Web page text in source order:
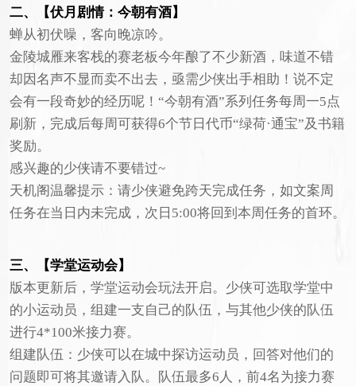
二、【伏月剧情：今朝有酒】
蝉从初伏噪，客向晚凉吟。
金陵城雁来客栈的赛老板今年酿了不少新酒，味道不错
却因名声不显而卖不出去，亟需少侠出手相助！说不定
会有一段奇妙的经历呢！“今朝有酒”系列任务每周一5点
刷新，完成后每周可获得6个节日代币“绿荷·通宝”及书籍
奖励。
感兴趣的少侠请不要错过~
天机阁温馨提示：请少侠避免跨天完成任务，如文案周
任务在当日内未完成，次日5:00将回到本周任务的首环。
三、【学堂运动会】
版本更新后，学堂运动会玩法开启。少侠可选取学堂中
的小运动员，组建一支自己的队伍，与其他少侠的队伍
进行4*100米接力赛。
组建队伍：少侠可以在城中探访运动员，回答对他们的
问题即可将其邀请入队。队伍最多6人，前4名为接力赛